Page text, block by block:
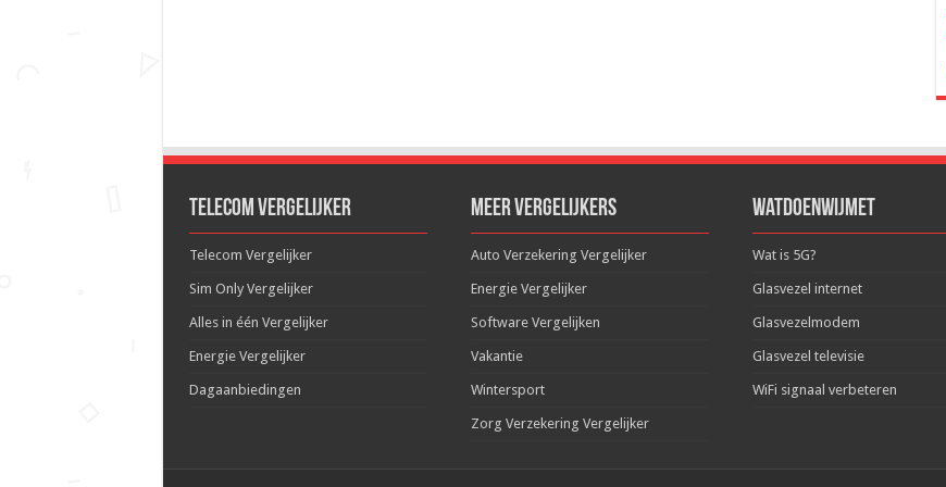
Telecom Vergelijker
Telecom Vergelijker
Sim Only Vergelijker
Alles in één Vergelijker
Energie Vergelijker
Dagaanbiedingen
Meer Vergelijkers
Auto Verzekering Vergelijker
Energie Vergelijker
Software Vergelijken
Vakantie
Wintersport
Zorg Verzekering Vergelijker
WatDoenWijMet
Wat is 5G?
Glasvezel internet
Glasvezelmodem
Glasvezel televisie
WiFi signaal verbeteren